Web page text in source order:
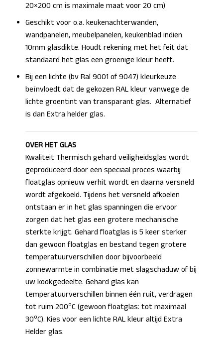
20×200 cm is maximale maat voor 20 cm)
Geschikt voor o.a. keukenachterwanden,
wandpanelen, meubelpanelen, keukenblad indien
10mm glasdikte. Houdt rekening met het feit dat
standaard het glas een groenige kleur heeft.
Bij een lichte (bv Ral 9001 of 9047) kleurkeuze
beïnvloedt dat de gekozen RAL kleur vanwege de
lichte groentint van transparant glas. Alternatief
is dan Extra helder glas.
OVER HET GLAS
Kwaliteit Thermisch gehard veiligheidsglas wordt
geproduceerd door een speciaal proces waarbij
floatglas opnieuw verhit wordt en daarna versneld
wordt afgekoeld. Tijdens het versneld afkoelen
ontstaan er in het glas spanningen die ervoor
zorgen dat het glas een grotere mechanische
sterkte krijgt. Gehard floatglas is 5 keer sterker
dan gewoon floatglas en bestand tegen grotere
temperatuurverschillen door bijvoorbeeld
zonnewarmte in combinatie met slagschaduw of bij
uw kookgedeelte. Gehard glas kan
temperatuurverschillen binnen één ruit, verdragen
tot ruim 200oC (gewoon floatglas: tot maximaal
30oC). Kies voor een lichte RAL kleur altijd Extra
Helder glas.